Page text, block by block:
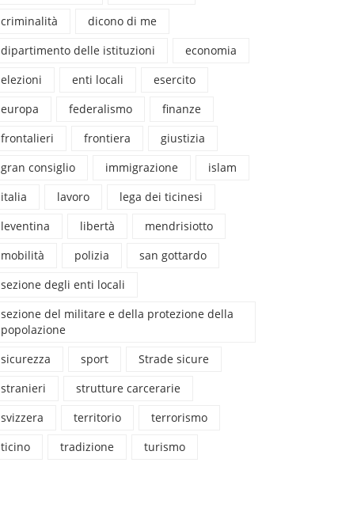
criminalità
dicono di me
dipartimento delle istituzioni
economia
elezioni
enti locali
esercito
europa
federalismo
finanze
frontalieri
frontiera
giustizia
gran consiglio
immigrazione
islam
italia
lavoro
lega dei ticinesi
leventina
libertà
mendrisiotto
mobilità
polizia
san gottardo
sezione degli enti locali
sezione del militare e della protezione della
popolazione
sicurezza
sport
Strade sicure
stranieri
strutture carcerarie
svizzera
territorio
terrorismo
ticino
tradizione turismo